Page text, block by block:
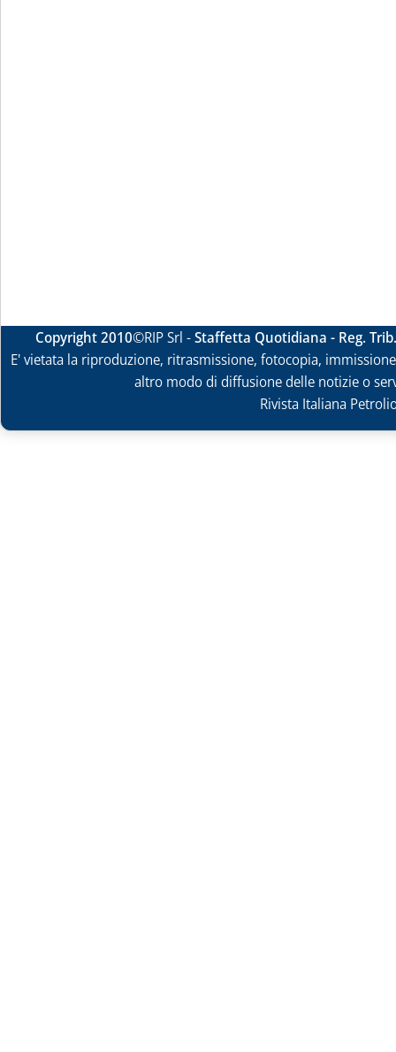
Copyright 2010©RIP Srl -Staffetta Quotidiana - Reg.
E' vietata la riproduzione, ritrasmissione, fotocopia,
altro modo di diffusione delle notizie o
Rivista Italiana